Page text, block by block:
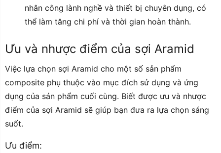
nhân công lành nghề và thiết bị chuyên dụng, có
thể làm tăng chi phí và thời gian hoàn thành.
Ưu và nhược điểm của sợi Aramid
Việc lựa chọn sợi Aramid cho một số sản phẩm
composite phụ thuộc vào mục đích sử dụng và ứng
dụng của sản phẩm cuối cùng. Biết được ưu và nhược
điểm của sợi Aramid sẽ giúp bạn đưa ra lựa chọn sáng
suốt.
Ưu điểm: